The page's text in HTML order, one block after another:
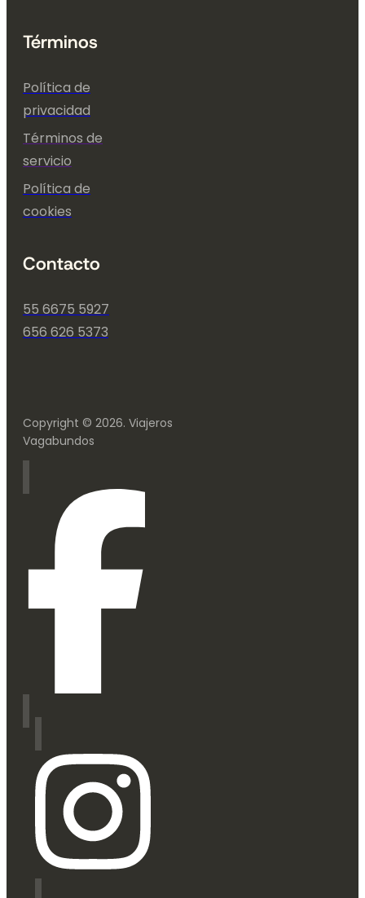
Términos
Política de
privacidad
Términos de
servicio
Política de
cookies
Contacto
55 6675 5927
656 626 5373
Copyright © 2026. Viajeros
Vagabundos